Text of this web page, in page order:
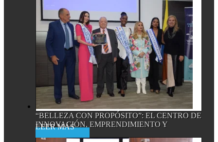
“BELLEZA CON PROPÓSITO”: EL CENTRO DE
INNOVACIÓN, EMPRENDIMIENTO Y